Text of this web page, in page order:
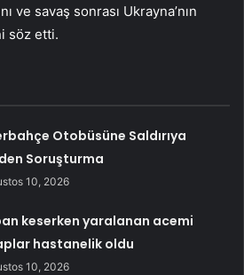
ve savaş sonrası Ukrayna’nın
söz etti.
Otobüsüne Saldırıya
Soruşturma
10, 2026
keserken yaralanan acemi
hastanelik oldu
10, 2026